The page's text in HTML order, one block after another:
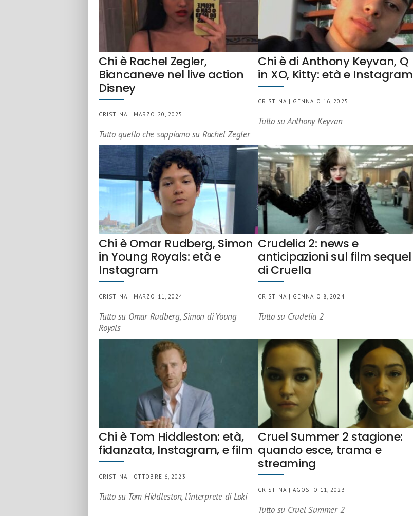
Chi è Rachel Zegler,
Biancaneve nel live action
Disney
CRISTINA | MARZO 20, 2025
Tutto quello che sappiamo su Rachel Zegler
Chi è di Anthony Keyvan, Q
in XO, Kitty: età e Instagram
CRISTINA | GENNAIO 16, 2025
Tutto su Anthony Keyvan
Chi è Omar Rudberg, Simon
in Young Royals: età e
Instagram
CRISTINA | MARZO 11, 2024
Tutto su Omar Rudberg, Simon di Young
Royals
Crudelia 2: news e
anticipazioni sul film sequel
di Cruella
CRISTINA | GENNAIO 8, 2024
Tutto su Crudelia 2
Chi è Tom Hiddleston: età,
fidanzata, Instagram, e film
CRISTINA | OTTOBRE 6, 2023
Tutto su Tom Hiddleston, l’interprete di Loki
Cruel Summer 2 stagione:
quando esce, trama e
streaming
CRISTINA | AGOSTO 11, 2023
Tutto su Cruel Summer 2